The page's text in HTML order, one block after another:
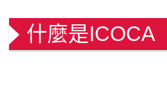
什麼是ICOCA